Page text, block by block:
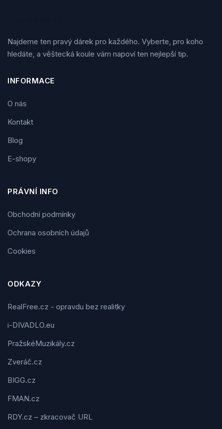
Najdeme ten pravý dárek pro každého. Vyberte, pro koho
hledáte, a věštecká koule vám napoví ten nejlepší tip.
INFORMACE
O nás
Kontakt
Blog
E-shopy
PRÁVNÍ INFO
Obchodní podmínky
Ochrana osobních údajů
Cookies
ODKAZY
RealFree.cz - opravdu bez realitky
i-DIVADLO.eu
PražskéMuzikály.cz
Zveráč.cz
BIGG.cz
FMAN.cz
RDY.cz – zkracovač URL